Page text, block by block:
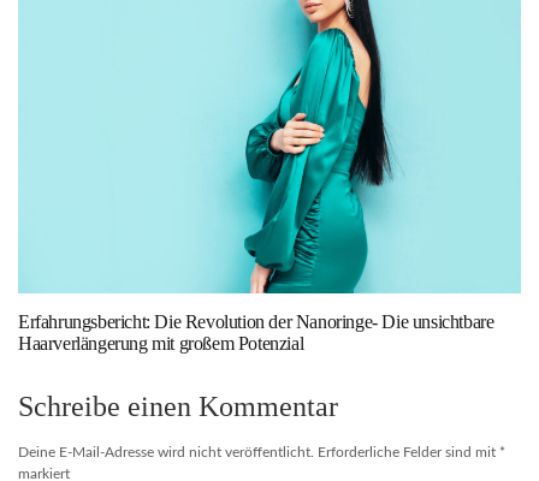
Erfahrungsbericht: Die Revolution der Nanoringe- Die unsichtbare
Haarverlängerung mit großem Potenzial
Schreibe einen Kommentar
Deine E-Mail-Adresse wird nicht veröffentlicht. Erforderliche Felder sind mit *
markiert